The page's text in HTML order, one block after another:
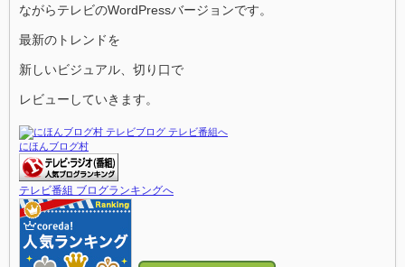
ながらテレビのWordPressバージョンです。
最新のトレンドを
新しいビジュアル、切り口で
レビューしていきます。
にほんブログ村
テレビ番組 ブログランキングへ